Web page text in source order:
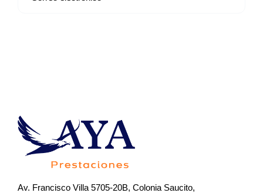
Av. Francisco Villa 5705-20B, Colonia Saucito,